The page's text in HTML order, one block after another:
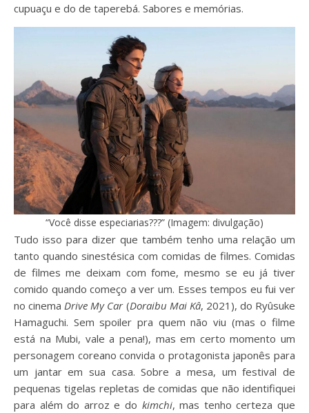
cupuaçu e do de taperebá. Sabores e memórias.
“Você disse especiarias???” (Imagem: divulgação)
Tudo isso para dizer que também tenho uma relação um
tanto quando sinestésica com comidas de filmes. Comidas
de filmes me deixam com fome, mesmo se eu já tiver
comido quando começo a ver um. Esses tempos eu fui ver
no cinemaDrive My Car(Doraibu Mai Kâ, 2021), do Ryûsuke
Hamaguchi. Sem spoiler pra quem não viu (mas o filme
está na Mubi, vale a pena!), mas em certo momento um
personagem coreano convida o protagonista japonês para
um jantar em sua casa. Sobre a mesa, um festival de
pequenas tigelas repletas de comidas que não identifiquei
para além do arroz e do kimchi, mas tenho certeza que